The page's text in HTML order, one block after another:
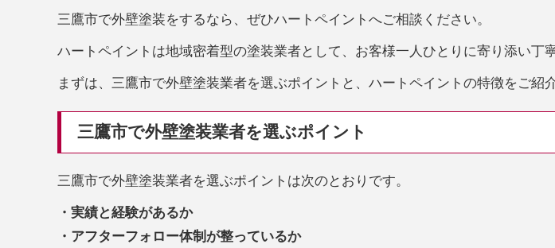
三鷹市で外壁塗装をするなら、ぜひハートペイントへご相談ください。
ハートペイントは地域密着型の塗装業者として、お客様一人ひとりに寄り添い丁
まずは、三鷹市で外壁塗装業者を選ぶポイントと、ハートペイントの特徴をご紹
三鷹市で外壁塗装業者を選ぶポイント
三鷹市で外壁塗装業者を選ぶポイントは次のとおりです。
・実績と経験があるか
・アフターフォロー体制が整っているか